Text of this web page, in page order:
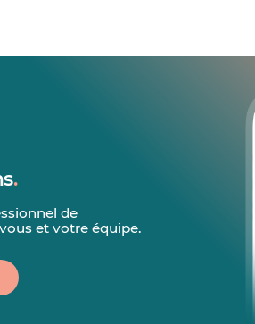
.
de
et votre équipe.